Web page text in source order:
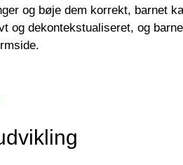
og bøje dem korrekt, barnet
og dekontekstualiseret, og